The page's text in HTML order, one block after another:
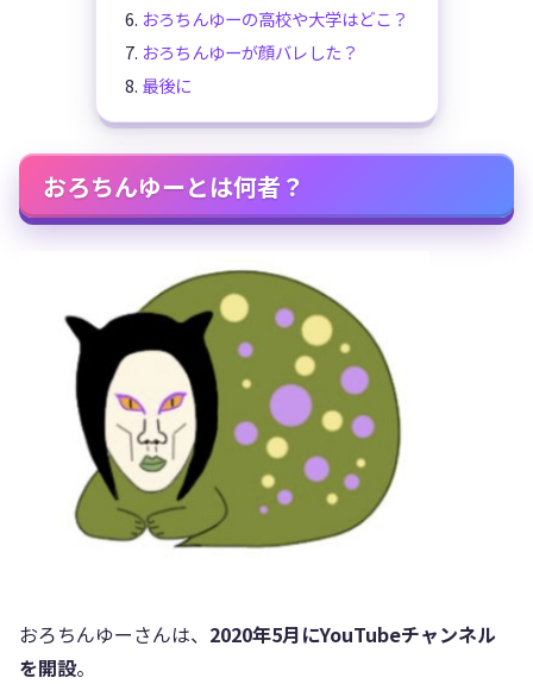
おろちんゆーの高校や大学はどこ？
おろちんゆーが顔バレした？
最後に
おろちんゆーとは何者？
おろちんゆーさんは、 2020年5月にYouTubeチャンネル
を開設。